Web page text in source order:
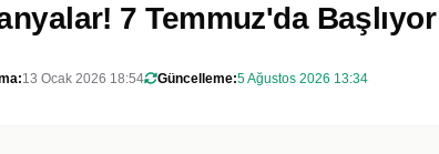
7 Temmuz'da Başlıyor
13 Ocak 2026 18:54 Güncelleme:5 Ağustos 2026 13:34